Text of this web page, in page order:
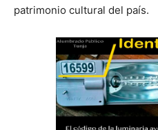
patrimonio cultural del país.